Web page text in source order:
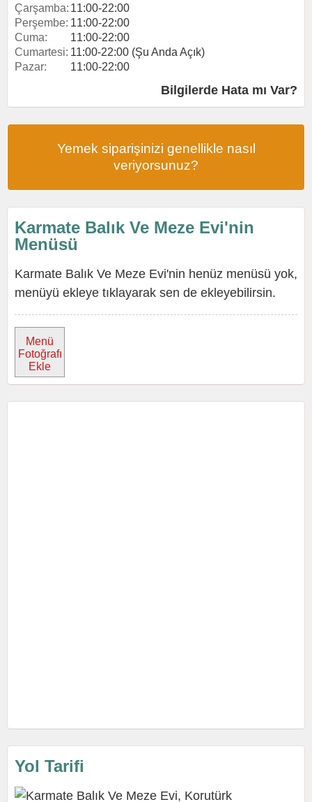
Çarşamba: 11:00-22:00
Perşembe: 11:00-22:00
Cuma:
11:00-22:00
Cumartesi: 11:00-22:00 (Şu Anda Açık)
Pazar:
11:00-22:00
Bilgilerde Hata mı Var?
Yemek siparişinizi genellikle nasıl
veriyorsunuz?
Karmate Balık Ve Meze Evi'nin
Menüsü
Karmate Balık Ve Meze Evi'nin henüz menüsü yok,
menüyü ekleye tıklayarak sen de ekleyebilirsin.
Menü
Fotoğrafı
Ekle
Yol Tarifi